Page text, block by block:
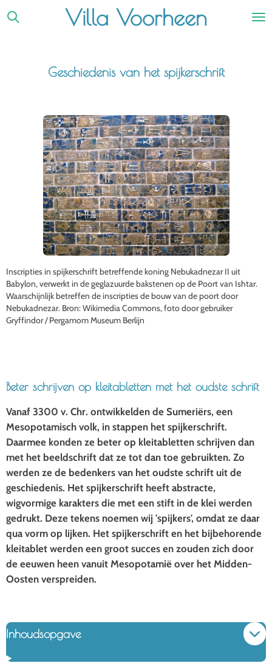
Ga
hoofdinhoud
Villa Voorheen
Geschiedenis van het spijkerschrift
Inscripties in spijkerschrift betreffende koning Nebukadnezar II uit
Babylon, verwerkt in de geglazuurde bakstenen op de Poort van Ishtar.
Waarschijnlijk betreffen de inscripties de bouw van de poort door
Nebukadnezar. Bron: Wikimedia Commons, foto door gebruiker
Gryffindor / Pergamom Museum Berlijn
Beter schrijven op kleitabletten met het oudste schrift
Vanaf 3300 v. Chr. ontwikkelden de Sumeriërs, een
Mesopotamisch volk, in stappen het spijkerschrift.
Daarmee konden ze beter op kleitabletten schrijven dan
met het beeldschrift dat ze tot dan toe gebruikten. Zo
werden ze de bedenkers van het oudste schrift uit de
geschiedenis. Het spijkerschrift heeft abstracte,
wigvormige karakters die met een stift in de klei werden
gedrukt. Deze tekens noemen wij 'spijkers', omdat ze daar
qua vorm op lijken. Het spijkerschrift en het bijbehorende
kleitablet werden een groot succes en zouden zich door
de eeuwen heen vanuit Mesopotamië over het Midden-
Oosten verspreiden.
Inhoudsopgave